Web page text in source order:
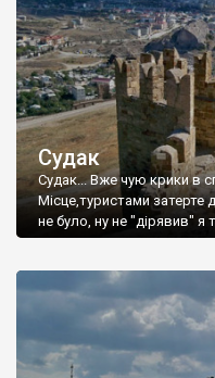
Судак
Судак... Вже чую крики в
Місце,туристами
не було, ну не "дірявив" я